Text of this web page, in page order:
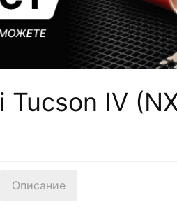
Tucson IV
Описание